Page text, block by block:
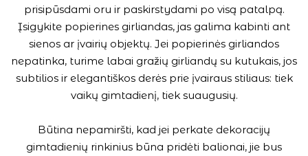
prisipūsdami oru ir paskirstydami po visą patalpą.
Įsigykite popierines girliandas, jas galima kabinti ant
sienos ar įvairių objektų. Jei popierinės girliandos
nepatinka, turime labai gražių girliandų su kutukais, jos
subtilios ir elegantiškos derės prie įvairaus stiliaus: tiek
vaikų gimtadienį, tiek suaugusių.
Būtina nepamiršti, kad jei perkate dekoracijų
gimtadienių rinkinius būna pridėti balionai, jie bus